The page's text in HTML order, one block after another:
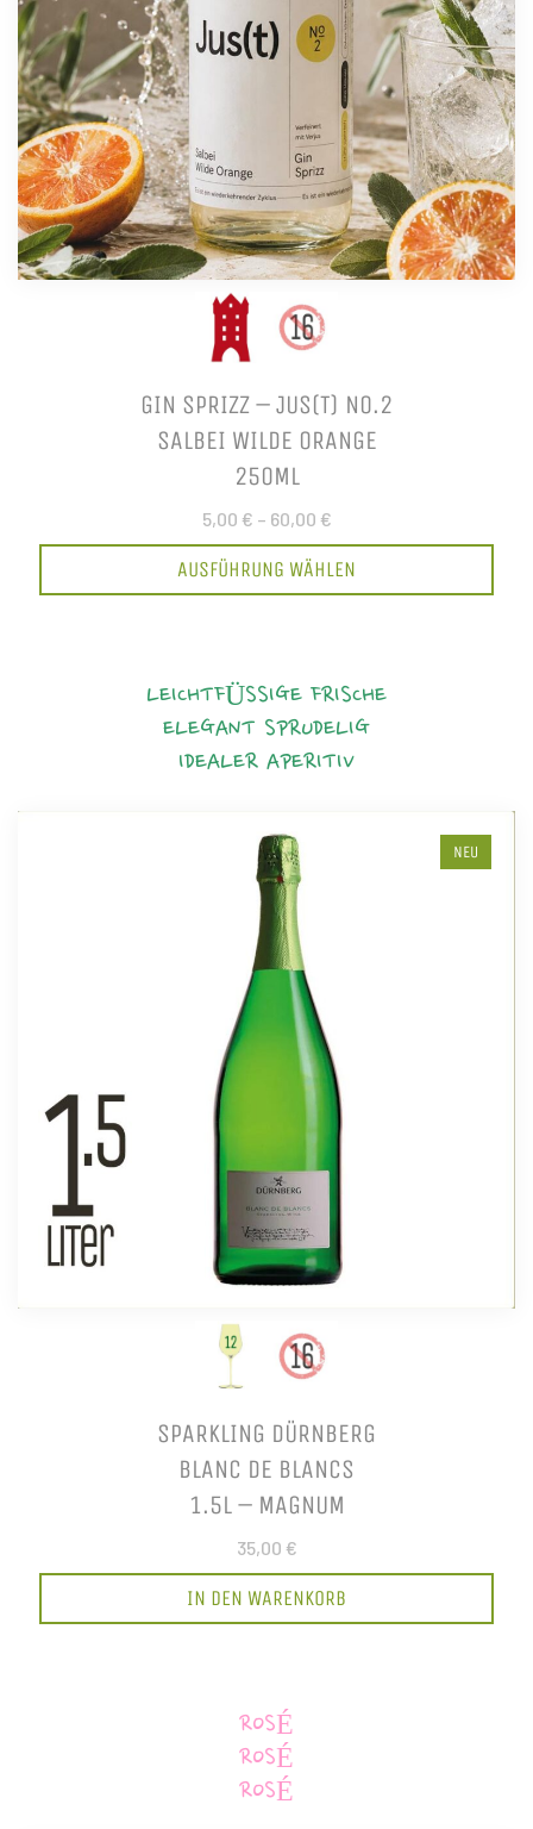
GIN SPRIZZ – JUS(T) NO.2
SALBEI WILDE ORANGE
250ML
5,00 € – 60,00 €
AUSFÜHRUNG WÄHLEN
LEICHTFÜSSIGE FRISCHE
ELEGANT SPRUDELIG
IDEALER APERITIV
NEU
SPARKLING DÜRNBERG
BLANC DE BLANCS
1.5L – MAGNUM
35,00 €
IN DEN WARENKORB
ROSÉ
ROSÉ
ROSÉ